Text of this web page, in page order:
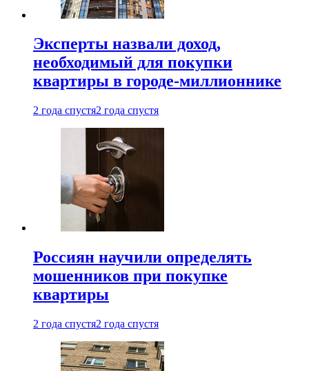
Эксперты назвали доход,
необходимый для покупки
квартиры в городе-миллионнике
2 года спустя2 года спустя
Россиян научили определять
мошенников при покупке
квартиры
2 года спустя2 года спустя